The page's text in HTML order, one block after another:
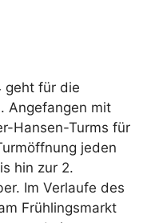
geht für die
Angefangen mit
Hansen-Turms für
jeden
hin zur 2.
Im Verlaufe des
Frühlingsmarkt